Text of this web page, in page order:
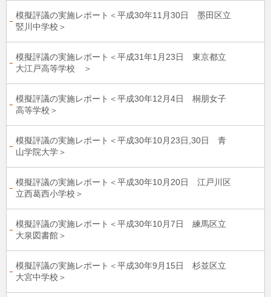
模擬評議の実施レポート＜平成30年11月30日 墨田区立
竪川中学校＞
模擬評議の実施レポート＜平成31年1月23日 東京都立
大江戸高等学校 ＞
模擬評議の実施レポート＜平成30年12月4日 桐朋女子
高等学校＞
模擬評議の実施レポート＜平成30年10月23日,30日 青
山学院大学＞
模擬評議の実施レポート＜平成30年10月20日 江戸川区
立西葛西小学校＞
模擬評議の実施レポート＜平成30年10月7日 練馬区立
大泉図書館＞
模擬評議の実施レポート＜平成30年9月15日 杉並区立
大宮中学校＞